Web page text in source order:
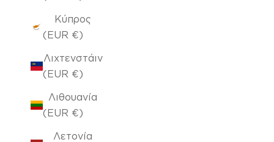
Κύπρος
(EUR €)
Λιχτενστάιν
(EUR €)
Λιθουανία
(EUR €)
Λετονία